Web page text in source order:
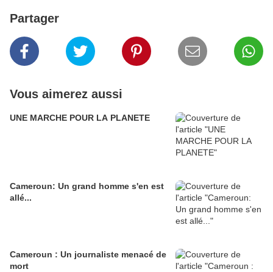
Partager
Vous aimerez aussi
UNE MARCHE POUR LA PLANETE
Cameroun: Un grand homme s'en est
allé...
Cameroun : Un journaliste menacé de
mort